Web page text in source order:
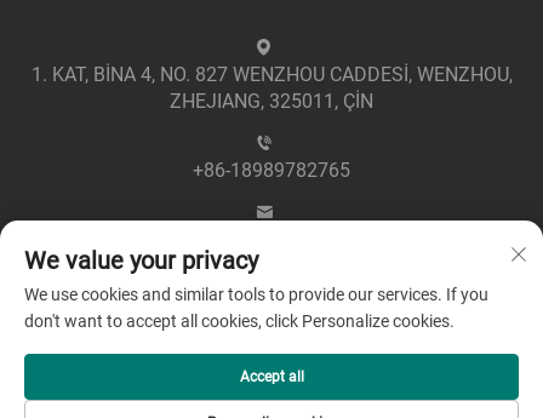
1. KAT, BİNA 4, NO. 827 WENZHOU CADDESİ, WENZHOU,
ZHEJIANG, 325011, ÇİN
+86-18989782765
Telif Hakkı © 2025 Zhejiang Greenpower Elektrik San. ve
We value your privacy
We use cookies and similar tools to provide our services. If you
don't want to accept all cookies, click Personalize cookies.
Accept all